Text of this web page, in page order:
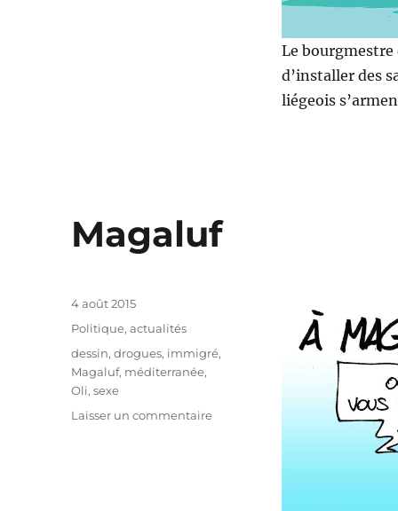
Le bourgmestre
d’installer des
liégeois
Magaluf
Publié
4 août 2015
Catégories
Politique, actualités
Étiquettes
dessin,drogues, immigré,
Magaluf, méditerranée,
Oli,sexe
Laisser un commentairesur